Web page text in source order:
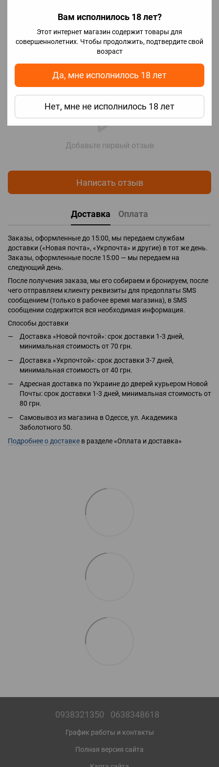
Вам исполнилось 18 лет?
Этот интернет магазин содержит товары для
совершеннолетних. Чтобы продолжить, подтвердите свой
возраст
Да, мне исполнилось 18 лет
Нет, мне не исполнилось 18 лет
📑Линейка
картриджей
Vaporesso LUXE Q
Добавьте первый отзыв
Написать отзыв
Доставка Оплата
Заказы, оформленные до 15:00, мы передаем службам
доставки («Новая почта», «Укрпочта» и другие) в тот же день.
Заказы, оформленные после 15:00 — мы передаем на
следующий день.
После получения заказа, мы его собираем и бронируем, после
чего отправляем клиенту реквизиты для предоплаты SMS
сообщением (только в рабочее время магазина), в SMS
сообщении содержится вся необходимая информация.
Способы доставки
Доставка «Новой почтой»: срок доставки 1-3 дней,
минимальная стоимость от 70 грн.
Доставка «Укрпочтой»: срок доставки 3-7 дней,
минимальная стоимость от 40 грн.
Адресная доставка по Украине до дверей курьером Новой
Почты: срок доставки 1-3 дней, минимальная стоимость от
80 грн.
Самовывоз из магазина в Одессе, ул. Академика
Заболотного 50.
Подробнее о доставке в разделе «Оплата и доставка»
0938321350 0638348618
График работы и контакты
Полная версия сайта